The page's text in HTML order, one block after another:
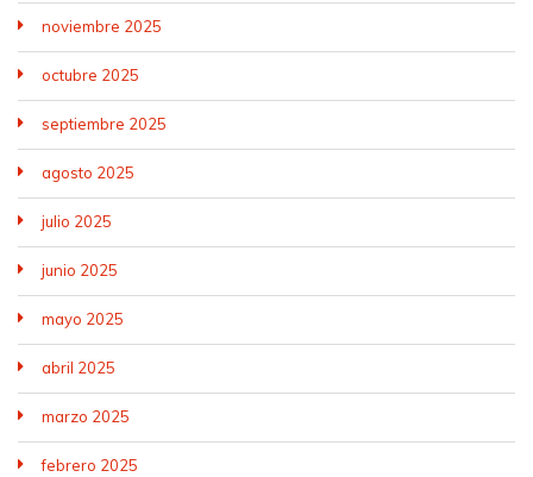
noviembre 2025
octubre 2025
septiembre 2025
agosto 2025
julio 2025
junio 2025
mayo 2025
abril 2025
marzo 2025
febrero 2025